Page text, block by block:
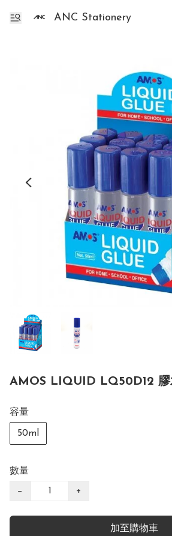
ANC Stationery
AMOS LIQUID LQ50D12
容量
50ml
數量
− +
加至購物車